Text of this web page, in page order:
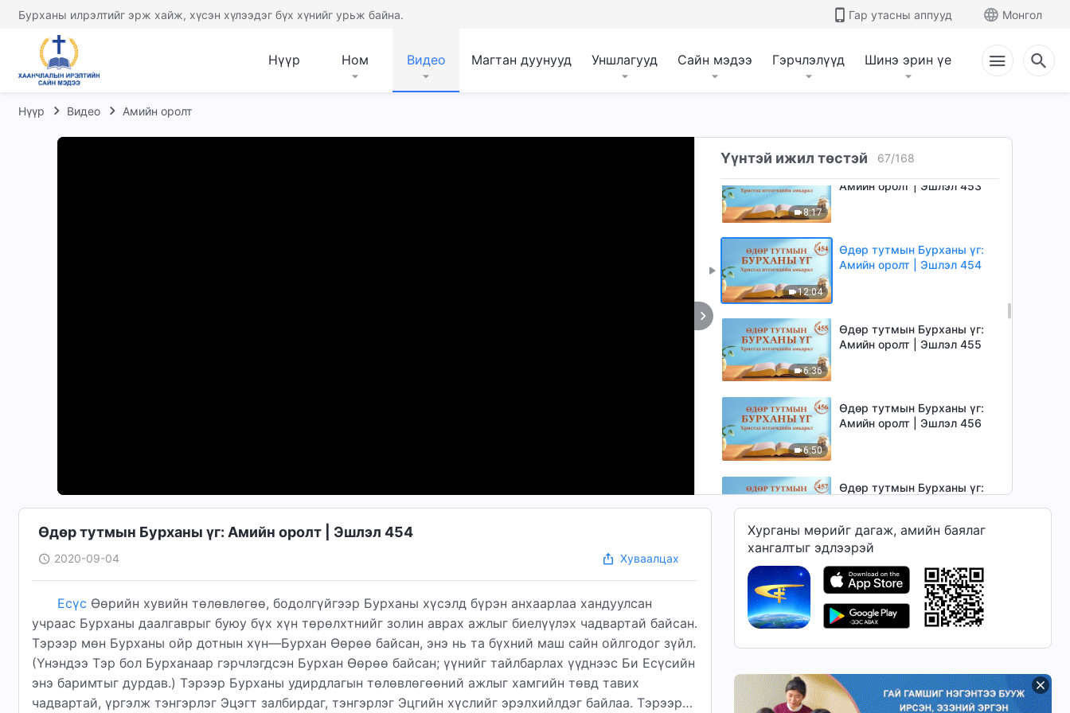
Бурханы илрэлтийг эрж хайж, хүсэн хүлээдэг бүх хүнийг урьж байна. Гар утасны аппууд Монгол
Нүүр Ном Видео Магтан дуунууд Уншлагууд Сайн мэдээ Гэрчлэлүүд Шинэ эрин үе
Нүүр Видео Амийн оролт
Үүнтэй ижил төстэй 67/168
Өдөр тутмын Бурханы үг:
8:17
Амийн оролт | Эшлэл 453
12:04
Өдөр тутмын Бурханы үг:
Амийн оролт | Эшлэл 454
6:36
Өдөр тутмын Бурханы үг:
Амийн оролт | Эшлэл 455
6:50
Өдөр тутмын Бурханы үг:
Амийн оролт | Эшлэл 456
6:17
Өдөр тутмын Бурханы үг:
6:20
Өдөр тутмын Бурханы үг:
Амийн оролт | Эшлэл 458
8:11
Өдөр тутмын Бурханы үг:
Өдөр тутмын Бурханы үг: Амийн оролт | Эшлэл 454
2020-09-04 Хуваалцах
Есүс Өөрийн хувийн төлөвлөгөө, бодолгүйгээр Бурханы хүсэлд бүрэн анхаарлаа хандуулсан
учраас Бурханы даалгаврыг буюу бүх хүн төрөлхтнийг золин аврах ажлыг биелүүлэх чадвартай байсан.
Тэрээр мөн Бурханы ойр дотнын хүн—Бурхан Өөрөө байсан, энэ нь та бүхний маш сайн ойлгодог зүйл.
(Үнэндээ Тэр бол Бурханаар гэрчлэгдсэн Бурхан Өөрөө байсан; үүнийг тайлбарлах үүднээс Би Есүсийн
энэ баримтыг дурдав.) Тэрээр Бурханы удирдлагын төлөвлөгөөний ажлыг хамгийн төвд тавих
чадвартай, үргэлж тэнгэрлэг Эцэгт залбирдаг, тэнгэрлэг Эцгийн хүслийг эрэлхийлдэг байлаа. Тэрээр
Хурганы мөрийг дагаж, амийн баялаг
хангалтыг эдлээрэй